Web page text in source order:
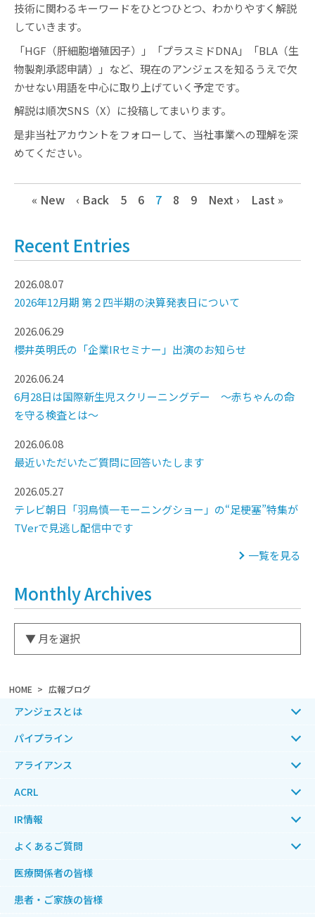
HOME 広報ブログ
技術に関わるキーワードをひとつひとつ、わかりやすく解説
していきます。
「HGF（肝細胞増殖因子）」「プラスミドDNA」「BLA（生
物製剤承認申請）」など、現在のアンジェスを知るうえで欠
かせない用語を中心に取り上げていく予定です。
解説は順次SNS（X）に投稿してまいります。
是非当社アカウントをフォローして、当社事業への理解を深
めてください。
« New ‹ Back 5 6 7 8 9 Next › Last »
Recent Entries
2026.08.07
2026年12月期 第２四半期の決算発表日について
2026.06.29
櫻井英明氏の「企業IRセミナー」出演のお知らせ
2026.06.24
6月28日は国際新生児スクリーニングデー ～赤ちゃんの命
を守る検査とは～
2026.06.08
最近いただいたご質問に回答いたします
2026.05.27
テレビ朝日「羽鳥慎一モーニングショー」の“足梗塞”特集が
TVerで見逃し配信中です
一覧を見る
Monthly Archives
アンジェスとは
パイプライン
アライアンス
ACRL
IR情報
よくあるご質問
医療関係者の皆様
患者・ご家族の皆様